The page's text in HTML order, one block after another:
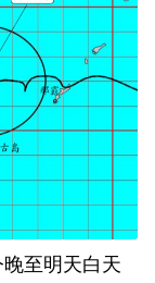
至明天白天